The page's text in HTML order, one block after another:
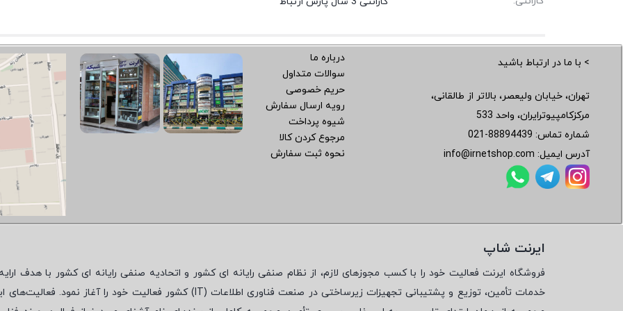
> با ما در ارتباط باشید
تهران، خیابان ولیعصر، بالاتر از طالقانی،
مرکزکامپیوترایران، واحد 533
شماره تماس: 021-88894439
آدرس ایمیل: info@irnetshop.com
درباره ما
سوالات متداول
حریم خصوصی
رویه ارسال سفارش
شیوه پرداخت
مرجوع کردن کالا
نحوه ثبت سفارش
ایرنت شاپ
فروشگاه ایرنت فعالیت خود را با کسب مجوزهای لازم، از نظام صنفی رایانه ای کشور و اتحادیه صنفی رایانه ای کشور با هدف
خدمات تأمین، توزیع و پشتیبانی تجهیزات زیرساختی در صنعت فناوری اطلاعات ( IT) کشور فعالیت خود را آغاز نمود. فعالیت‌های